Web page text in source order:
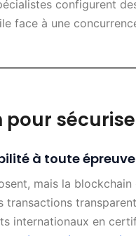
configurent
face à une
pour
à toute épreuve
mais la
internationaux en